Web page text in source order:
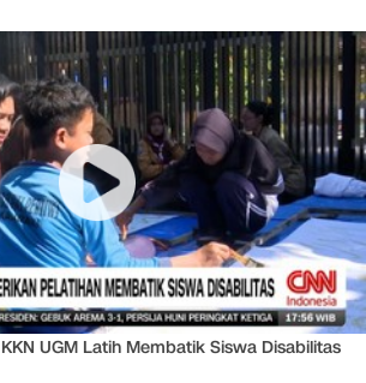
UGM Latih Membatik Siswa Disabilitas